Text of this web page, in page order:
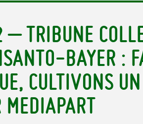
TRIBUNE
BAYER :
CULTIVONS
MEDIAPART